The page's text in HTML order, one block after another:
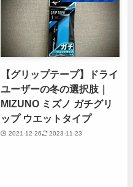
【グリップテープ】ドライ
ユーザーの冬の選択肢｜
MIZUNO ミズノ ガチグリ
ップ ウエットタイプ
2021-12-26 2023-11-23